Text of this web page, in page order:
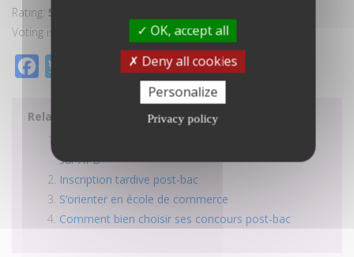
Rating: 5.0
Voting is currently disabled, data maintenance in progress.
Facebook Partager
Related posts:
sur APB
Inscription tardive post-bac
S’orienter en école de commerce
Comment bien choisir ses concours post-bac
OK, accept all
Deny all cookies
Personalize
Privacy policy